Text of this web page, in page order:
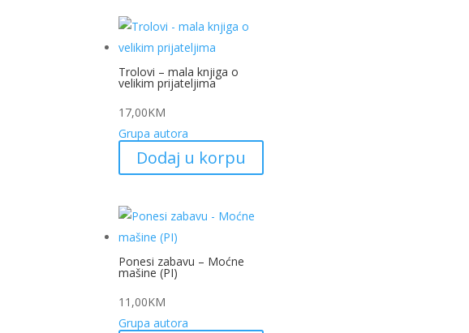
Trolovi – mala knjiga o
velikim prijateljima
17,00KM
Grupa autora
Dodaj u korpu
Ponesi zabavu – Moćne
mašine (PI)
11,00KM
Grupa autora